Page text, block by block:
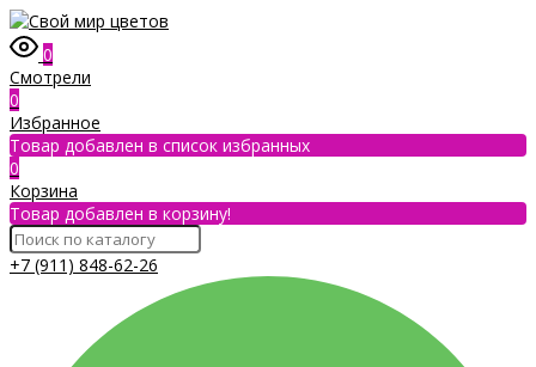
0
Смотрели
0
Избранное
Товар добавлен в список избранных
0
Корзина
Товар добавлен в корзину!
+7 (911) 848-62-26